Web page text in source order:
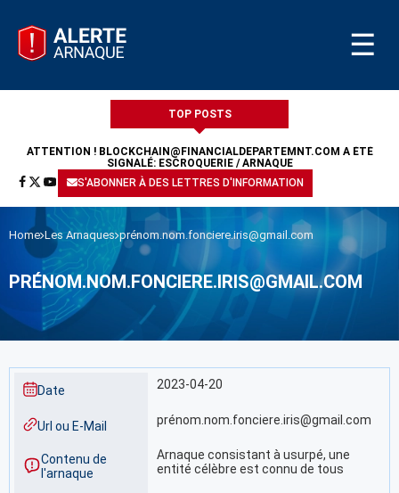
☰
TOP POSTS
ATTENTION ! BLOCKCHAIN@FINANCIALDEPARTEMNT.COM A ÉTÉ
SIGNALÉ: ESCROQUERIE / ARNAQUE
S'ABONNER À DES LETTRES D'INFORMATION
Home Les Arnaques prénom.nom.fonciere.iris@gmail.com
PRÉNOM.NOM.FONCIERE.IRIS@GMAIL.COM
Date 2023-04-20
Url ou E-Mail prénom.nom.fonciere.iris@gmail.com
Contenu de
l'arnaque
Arnaque consistant à usurpé, une
entité célèbre est connu de tous